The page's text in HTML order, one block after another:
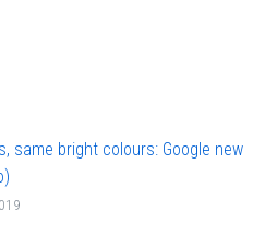
same bright colours: Google new
sit ametcon sectetur